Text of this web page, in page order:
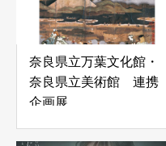
奈良県立万葉文化館・
奈良県立美術館 連携
企画展
「たびにしあれば 奈良県